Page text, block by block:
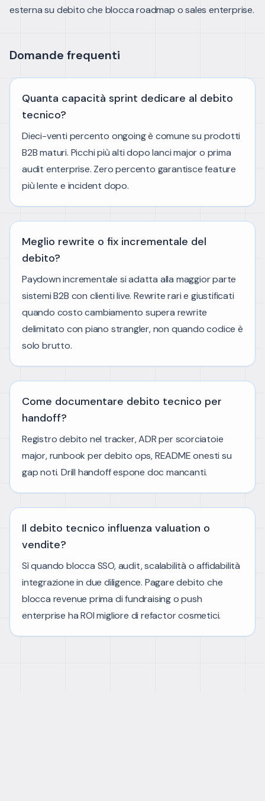
esterna su debito che blocca roadmap o sales enterprise.
Domande frequenti
Quanta capacità sprint dedicare al debito
tecnico?
Dieci-venti percento ongoing è comune su prodotti
B2B maturi. Picchi più alti dopo lanci major o prima
audit enterprise. Zero percento garantisce feature
più lente e incident dopo.
Meglio rewrite o fix incrementale del
debito?
Paydown incrementale si adatta alla maggior parte
sistemi B2B con clienti live. Rewrite rari e giustificati
quando costo cambiamento supera rewrite
delimitato con piano strangler, non quando codice è
solo brutto.
Come documentare debito tecnico per
handoff?
Registro debito nel tracker, ADR per scorciatoie
major, runbook per debito ops, README onesti su
gap noti. Drill handoff espone doc mancanti.
Il debito tecnico influenza valuation o
vendite?
Sì quando blocca SSO, audit, scalabilità o affidabilità
integrazione in due diligence. Pagare debito che
blocca revenue prima di fundraising o push
enterprise ha ROI migliore di refactor cosmetici.